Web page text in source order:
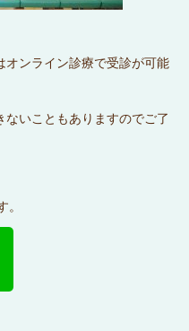
オンライン診療で受診が可能
いこともありますのでご了